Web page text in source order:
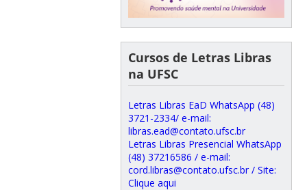
Cursos de Letras Libras
na UFSC
Letras Libras EaD WhatsApp (48)
3721-2334/ e-mail:
libras.ead@contato.ufsc.br
Letras Libras Presencial WhatsApp
(48) 37216586 / e-mail:
cord.libras@contato.ufsc.br / Site:
Clique aqui